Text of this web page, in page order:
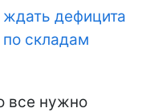
ждать дефицита
складам
все нужно